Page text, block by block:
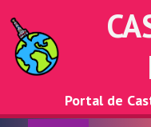
Portal de